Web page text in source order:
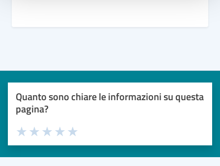
Quanto sono chiare le informazioni su questa
pagina?
Valuta 5 stelle su 5
Valuta 4 stelle su 5
Valuta 3 stelle su 5
Valuta 2 stelle su 5
Valuta 1 stelle su 5